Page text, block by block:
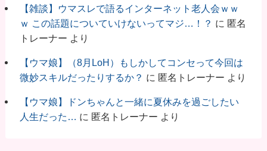
【雑談】ウマスレで語るインターネット老人会ｗｗ
ｗ この話題についていけないってマジ…！？ に 匿名
トレーナー より
【ウマ娘】（8月LoH）もしかしてコンセって今回は
微妙スキルだったりするか？ に 匿名トレーナー より
【ウマ娘】ドンちゃんと一緒に夏休みを過ごしたい
人生だった… に 匿名トレーナー より